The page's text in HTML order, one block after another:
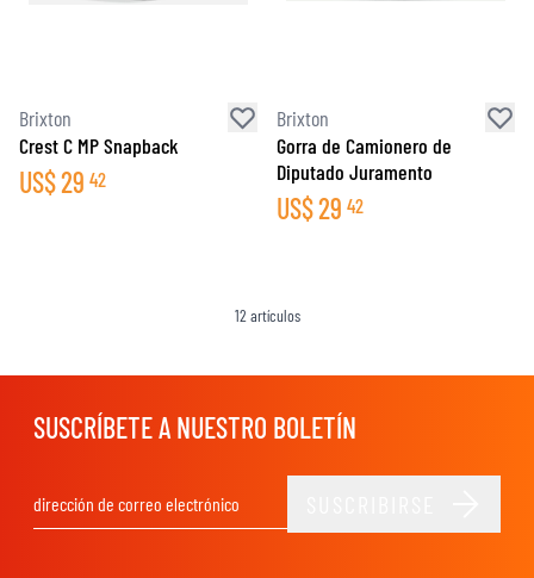
Brixton
Crest C MP Snapback
US$29 42
Brixton
Gorra de Camionero de
Diputado Juramento
US$29 42
12 artículos
SUSCRÍBETE A NUESTRO BOLETÍN